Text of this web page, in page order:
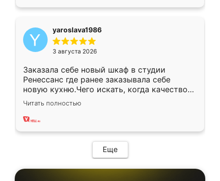
yaroslava1986
3 августа 2026
Заказала себе новый шкаф в студии
Ренессанс где ранее заказывала себе
новую кухню.Чего искать, когда качеством
вполне довольна. Служит кухня уже почти
два года, нареканий нет.
Читать полностью
Еще